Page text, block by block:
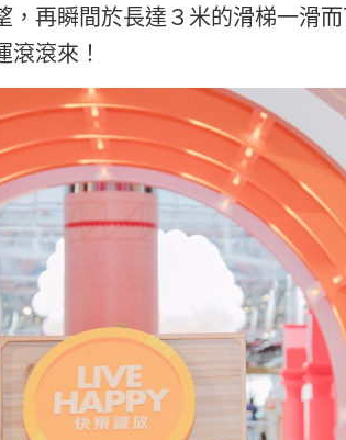
再瞬間於長達３米的滑梯一滑
滾來！